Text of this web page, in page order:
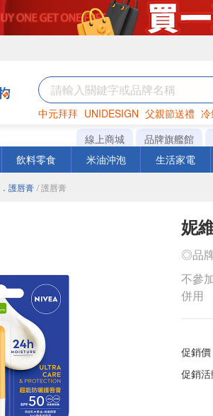
中元拜拜 UNIDESIGN 父親節送禮
海苔 巧克力 衛生紙
線上商城 品牌旗艦館
飲料零食 米油沖泡 生活家電
護唇膏 / 護唇膏
妮
◎品
不參
併用
促銷價
促銷活